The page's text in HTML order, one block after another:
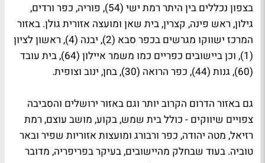
בצפון נכללים בין היתר רמת ישי (54), פוריה, כפר ורדים,
גילון, ראש פינה, קצרין, בית שאן ומועצה אזורית גולן. באזור
המרכז ישווקו מגרשים בכפר סבא (2), יבנה (4), ראשון לציון
(1), וכן ביישובים כפריים כמו משמר איילון (64), בית עובד
(60), גנות (44), כפר הרואה (30), בחן, ינוב וצופית.
גם באזור הדרום הקרוב יותר וגם באזור ירושלים והסביבה
צפויים שיווקים - כולל בית שמש, בקוע, מושב עוצם, רמת
רזיאל, מטה יהודה, כפר ורבורג ומועצות אזוריות שפיר ובאר
טוביה. בעוד שבחלק מהיישובים, בעיקר בפריפריה, מדובר